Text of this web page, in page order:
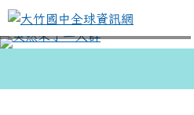
跳至主內容區
大竹國中全球資訊網